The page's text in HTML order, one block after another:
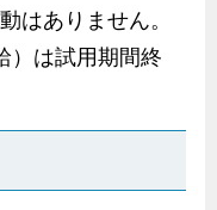
はありません。
）は試用期間終